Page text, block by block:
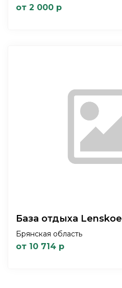
от 2 000 р
База отдыха Lenskoe
Брянская область
от 10 714 р